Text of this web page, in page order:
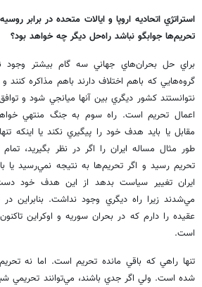
استراتژي اتحاديه اروپا و ايالات متحده در برابر
تحريم‌ها جوابگو نباشد راه‌حل ديگر چه خواهد بود؟
براي حل بحران‌هاي جهاني سه گام بيشتر وجود
گروه‌هايي كه باهم اختلاف دارند باهم مذاكره كنند
نتوانستند كشور ديگري بين آنها ميانجي شود و
اعمال تحريم است. راه سوم به جنگ منتهي
مقابل يا بايد هدف خود را پيگيري نكند يا اينكه
طور مثال مساله ايران را اگر در نظر بگيريد،
تحريم رسيد و اگر تحريم‌ها به نتيجه نمي‌رسيد يا
ايران تغيير سياست بدهد از اين هدف خود
مي‌شدند زيرا راه ديگري وجود نداشت.
عقيده را دارم كه در بحران سوريه و اوكراين
است.
تنها راهي كه باقي مانده تحريم است. اما نه
شده است. ولي اگر جدي باشند، مي‌توانند تحريمي